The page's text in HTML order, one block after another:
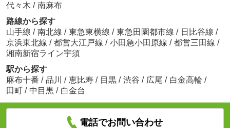
代々木 / 南麻布
路線から探す
山手線 / 南北線 / 東急東横線 / 東急田園都市線 / 日比谷線 /
京浜東北線 / 都営大江戸線 / 小田急小田原線 / 都営三田線 /
湘南新宿ライン宇須
駅から探す
麻布十番 / 品川 / 恵比寿 / 目黒 / 渋谷 / 広尾 / 白金高輪 /
田町 / 中目黒 / 白金台
電話でお問い合わせ